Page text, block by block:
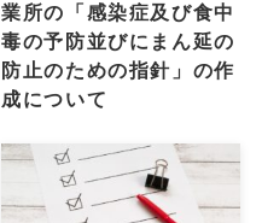
業所の「感染症及び食中
毒の予防並びにまん延の
防止のための指針」の作
成について